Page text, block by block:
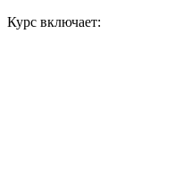
Курс включает: